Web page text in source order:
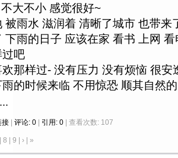
大不小 感觉很好~
被雨水 滋润着 清晰了城市 也带来
下雨的日子 应该在家 看书 上网
吧
那样过- 没有压力 没有烦恼 很安
的时候来临 不用惊恐 顺其自然的
接 评论: 0 引用: 0 | 查看次数: 107
8 9 › »